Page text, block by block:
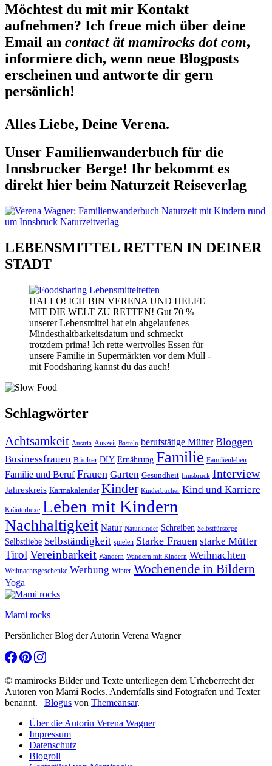
Möchtest du mit mir Kontakt
aufnehmen? Ich freue mich über deine
Email an contact ät mamirocks dot com,
informiere dich, wenn neue Blogposts
erscheinen und antworte dir gern
persönlich!
Alles Liebe, Deine Verena.
Unser Familienwanderbuch für die
Innsbrucker Berge! Ihr bekommt es
direkt hier beim Naturzeit Reiseverlag
LEBENSMITTEL RETTEN IN DEINER
STADT
HALLO! ICH BIN VERENA UND HELFE
MIT DIE WELT ZU RETTEN! Gut 70 %
unserer Lebensmittel hat ein abgelaufenes
Mindesthaltbarkeitsdatum und schmeckt
trotzdem prima! Ich rette wertvolles Essen für
unsere Familie in Supermärkten vor dem Müll -
mit Foodsharing kannst du das auch!
Schlagwörter
Achtsamkeit Austria Auszeit Basteln berufstätige Mütter Bloggen
Businessfrauen Bücher DIY Ernährung Familie Familienleben
Familie und Beruf Frauen Garten Gesundheit Innsbruck Interview
Jahreskreis Karmakalender Kinder Kinderbücher Kind und Karriere
Kräuterhexe Leben mit Kindern
Nachhaltigkeit Natur Naturkinder Schreiben Selbstfürsorge
Selbstliebe Selbständigkeit spielen Starke Frauen starke Mütter
Tirol Vereinbarkeit Wandern Wandern mit Kindern Weihnachten
Weihnachtsgeschenke Werbung Winter Wochenende in Bildern
Yoga
Mami rocks
Persönlicher Blog der Autorin Verena Wagner
© mamirocks Bilder und Texte unterliegen dem Urheberrecht der
Autoren von Mami Rocks. Andernfalls sind Fotografen und Texter
benannt. | Blogus von Themeansar.
Über die Autorin Verena Wagner
Impressum
Datenschutz
Blogroll